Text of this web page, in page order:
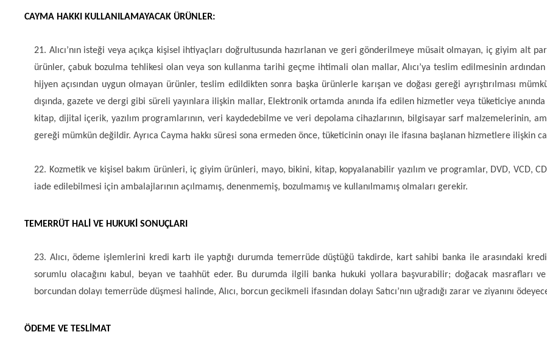
CAYMA HAKKI KULLANILAMAYACAK ÜRÜNLER:
21. Alıcı’nın isteği veya açıkça kişisel ihtiyaçları doğrultusunda hazırlanan ve geri gönderilmeye müsait olmayan, iç giyim alt
ürünler, çabuk bozulma tehlikesi olan veya son kullanma tarihi geçme ihtimali olan mallar, Alıcı’ya teslim edilmesinin ardından
hijyen açısından uygun olmayan ürünler, teslim edildikten sonra başka ürünlerle karışan ve doğası gereği ayrıştırılması
dışında, gazete ve dergi gibi süreli yayınlara ilişkin mallar, Elektronik ortamda anında ifa edilen hizmetler veya tüketiciye
kitap, dijital içerik, yazılım programlarının, veri kaydedebilme ve veri depolama cihazlarının, bilgisayar sarf malzemelerinin,
gereği mümkün değildir. Ayrıca Cayma hakkı süresi sona ermeden önce, tüketicinin onayı ile ifasına başlanan hizmetlere ilişkin
22. Kozmetik ve kişisel bakım ürünleri, iç giyim ürünleri, mayo, bikini, kitap, kopyalanabilir yazılım ve programlar, DVD, VCD,
iade edilebilmesi için ambalajlarının açılmamış, denenmemiş, bozulmamış ve kullanılmamış olmaları gerekir.
TEMERRÜT HALİ VE HUKUKİ SONUÇLARI
23. Alıcı, ödeme işlemlerini kredi kartı ile yaptığı durumda temerrüde düştüğü takdirde, kart sahibi banka ile arasındaki
sorumlu olacağını kabul, beyan ve taahhüt eder. Bu durumda ilgili banka hukuki yollara başvurabilir; doğacak masrafları ve
borcundan dolayı temerrüde düşmesi halinde, Alıcı, borcun gecikmeli ifasından dolayı Satıcı’nın uğradığı zarar ve ziyanını
ÖDEME VE TESLİMAT